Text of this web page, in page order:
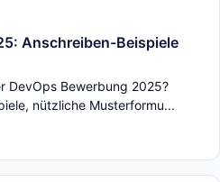
Anschreiben-Beispiele
DevOps Bewerbung 2025?
nützliche Musterformu...